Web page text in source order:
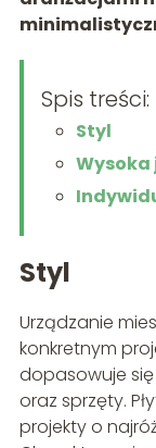
Spis treści:
Styl
Wysoka
Styl
Urządzanie
konkretnym
dopasowuje się
oraz sprzęty.
projekty o